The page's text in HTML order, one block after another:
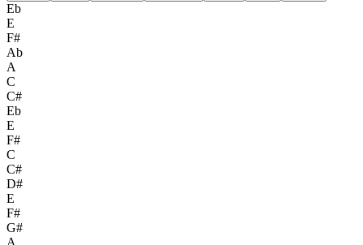
Eb
E
F#
Ab
A
C
C#
Eb
E
F#
C
C#
D#
E
F#
G#
A